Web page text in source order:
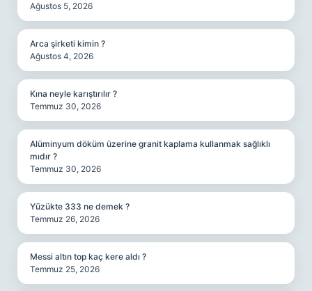
Ağustos 5, 2026
Arca şirketi kimin ?
Ağustos 4, 2026
Kına neyle karıştırılır ?
Temmuz 30, 2026
Alüminyum döküm üzerine granit kaplama kullanmak sağlıklı
mıdır ?
Temmuz 30, 2026
Yüzükte 333 ne demek ?
Temmuz 26, 2026
Messi altın top kaç kere aldı ?
Temmuz 25, 2026